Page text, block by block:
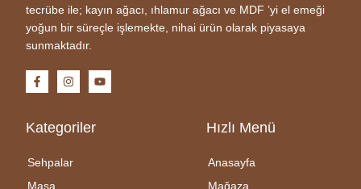
tecrübe ile; kayın ağacı, ıhlamur ağacı ve MDF ’yi el emeği
yoğun bir süreçle işlemekte, nihai ürün olarak piyasaya
sunmaktadır.
Kategoriler
Sehpalar
Masa
Hızlı Menü
Anasayfa
Mağaza